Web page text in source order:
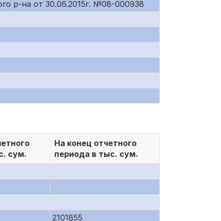
р-на от 30.06.2015г. №08-000938
сум.
На конец отчетного
периода в тыс. сум.
2101855